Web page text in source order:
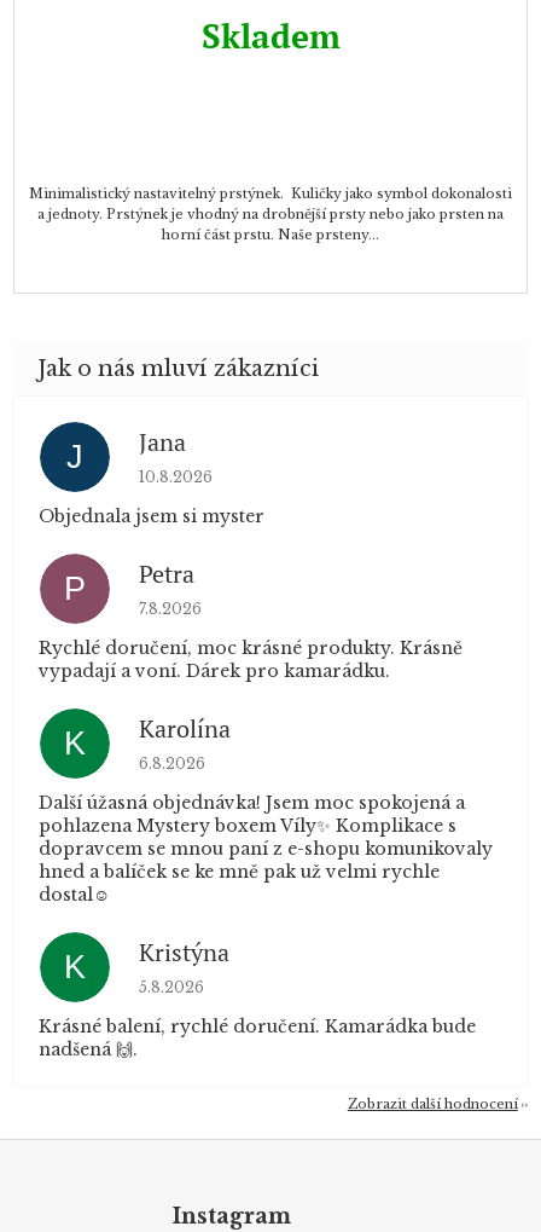
Skladem
Minimalistický nastavitelný prstýnek. Kuličky jako symbol dokonalosti
a jednoty. Prstýnek je vhodný na drobnější prsty nebo jako prsten na
horní část prstu. Naše prsteny...
J Jana
Hodnocení obchodu je 5 z 5 hvězdiček.
10.8.2026
Objednala jsem si myster
P Petra
Hodnocení obchodu je 5 z 5 hvězdiček.
7.8.2026
Rychlé doručení, moc krásné produkty. Krásně
vypadají a voní. Dárek pro kamarádku.
K Karolína
Hodnocení obchodu je 5 z 5 hvězdiček.
6.8.2026
Další úžasná objednávka! Jsem moc spokojená a
pohlazena Mystery boxem Víly✨ Komplikace s
dopravcem se mnou paní z e-shopu komunikovaly
hned a balíček se ke mně pak už velmi rychle
dostal☺️
K Kristýna
Hodnocení obchodu je 5 z 5 hvězdiček.
5.8.2026
Krásné balení, rychlé doručení. Kamarádka bude
nadšená 🙌.
Zobrazit další hodnocení
Instagram